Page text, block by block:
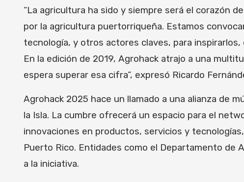
“La agricultura ha sido y siempre será el corazón
por la agricultura puertorriqueña. Estamos
tecnología, y otros actores claves, para
En la edición de 2019, Agrohack atrajo a una
espera superar esa cifra”, expresó Ricardo
Agrohack 2025 hace un llamado a una alianza de
la Isla. La cumbre ofrecerá un espacio para el
innovaciones en productos, servicios y
Puerto Rico. Entidades como el Departamento de
a la iniciativa.